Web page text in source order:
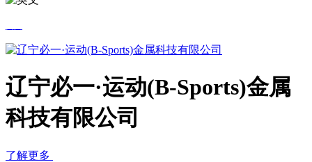
辽宁必一·运动(B-Sports)金属
科技有限公司
了解更多